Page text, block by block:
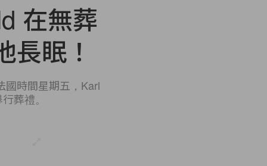
在無葬
眠！
國時間星期五，Karl
葬禮。